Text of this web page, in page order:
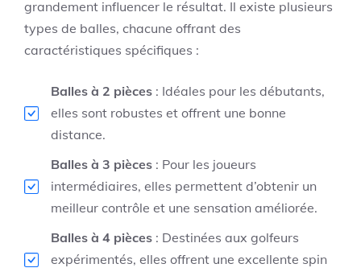
grandement influencer le résultat. Il existe plusieurs
types de balles, chacune offrant des
caractéristiques spécifiques :
Balles à 2 pièces : Idéales pour les débutants,
elles sont robustes et offrent une bonne
distance.
Balles à 3 pièces : Pour les joueurs
intermédiaires, elles permettent d’obtenir un
meilleur contrôle et une sensation améliorée.
Balles à 4 pièces : Destinées aux golfeurs
expérimentés, elles offrent une excellente spin